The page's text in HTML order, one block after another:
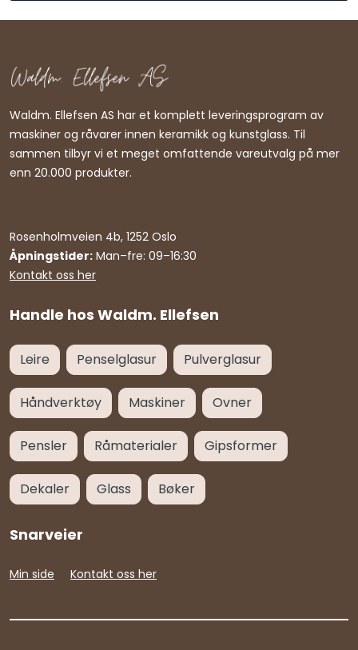
Handle hos Waldm. Ellefsen
Waldm. Ellefsen AS har et komplett leveringsprogram av
maskiner og råvarer innen keramikk og kunstglass. Til
sammen tilbyr vi et meget omfattende vareutvalg på mer
enn 20.000 produkter.
Rosenholmveien 4b, 1252 Oslo
Åpningstider: Man–fre: 09–16:30
Kontakt oss her
Leire Penselglasur Pulverglasur
Håndverktøy Maskiner Ovner
Pensler Råmaterialer Gipsformer
Dekaler Glass Bøker
Min side Kontakt oss her
Snarveier